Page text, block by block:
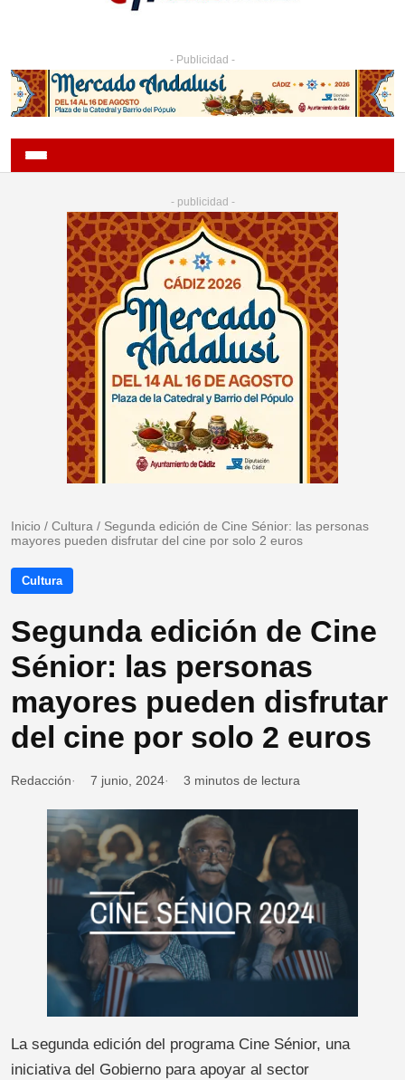
- Publicidad -
- publicidad -
Inicio / Cultura / Segunda edición de Cine Sénior: las personas
mayores pueden disfrutar del cine por solo 2 euros
Cultura
Segunda edición de Cine
Sénior: las personas
mayores pueden disfrutar
del cine por solo 2 euros
Redacción 7 junio, 2024 3 minutos de lectura
La segunda edición del programa Cine Sénior, una
iniciativa del Gobierno para apoyar al sector